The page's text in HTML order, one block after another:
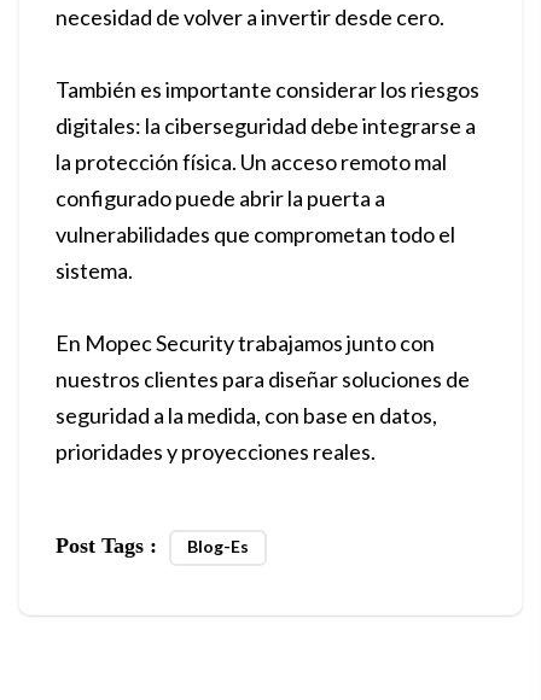
necesidad de volver a invertir desde cero.
También es importante considerar los riesgos
digitales: la ciberseguridad debe integrarse a
la protección física. Un acceso remoto mal
configurado puede abrir la puerta a
vulnerabilidades que comprometan todo el
sistema.
En Mopec Security trabajamos junto con
nuestros clientes para diseñar soluciones de
seguridad a la medida, con base en datos,
prioridades y proyecciones reales.
Post Tags : Blog-Es